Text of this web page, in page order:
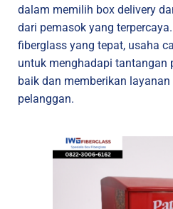
dalam memilih box delivery
dari pemasok yang
fiberglass yang tepat, usaha
untuk menghadapi tantangan
baik dan memberikan
pelanggan.